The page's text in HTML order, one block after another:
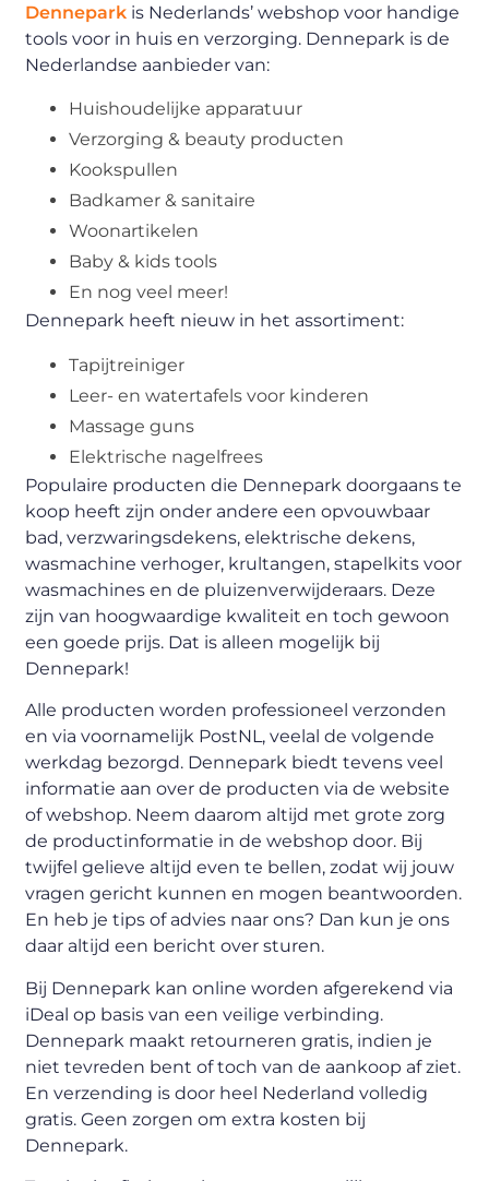
Dennepark is Nederlands’ webshop voor handige
tools voor in huis en verzorging. Dennepark is de
Nederlandse aanbieder van:
Huishoudelijke apparatuur
Verzorging & beauty producten
Kookspullen
Badkamer & sanitaire
Woonartikelen
Baby & kids tools
En nog veel meer!
Dennepark heeft nieuw in het assortiment:
Tapijtreiniger
Leer- en watertafels voor kinderen
Massage guns
Elektrische nagelfrees
Populaire producten die Dennepark doorgaans te
koop heeft zijn onder andere een opvouwbaar
bad, verzwaringsdekens, elektrische dekens,
wasmachine verhoger, krultangen, stapelkits voor
wasmachines en de pluizenverwijderaars. Deze
zijn van hoogwaardige kwaliteit en toch gewoon
een goede prijs. Dat is alleen mogelijk bij
Dennepark!
Alle producten worden professioneel verzonden
en via voornamelijk PostNL, veelal de volgende
werkdag bezorgd. Dennepark biedt tevens veel
informatie aan over de producten via de website
of webshop. Neem daarom altijd met grote zorg
de productinformatie in de webshop door. Bij
twijfel gelieve altijd even te bellen, zodat wij jouw
vragen gericht kunnen en mogen beantwoorden.
En heb je tips of advies naar ons? Dan kun je ons
daar altijd een bericht over sturen.
Bij Dennepark kan online worden afgerekend via
iDeal op basis van een veilige verbinding.
Dennepark maakt retourneren gratis, indien je
niet tevreden bent of toch van de aankoop af ziet.
En verzending is door heel Nederland volledig
gratis. Geen zorgen om extra kosten bij
Dennepark.